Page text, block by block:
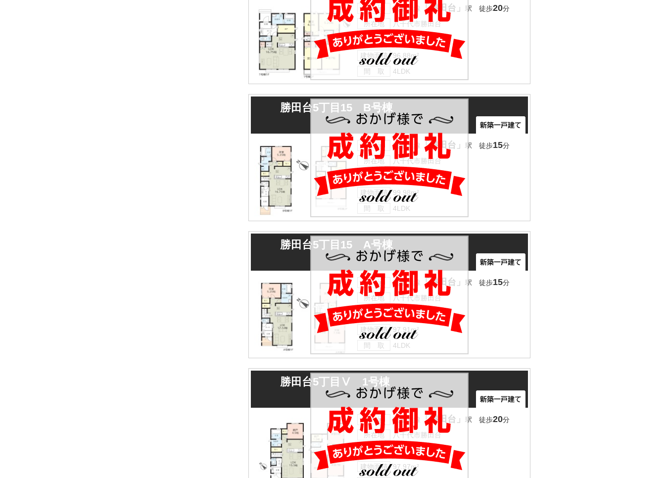
交 通 京成本線 「勝田台」 駅 徒歩20分
所在地
八千代市勝田台
土地面積
114.78m²
建物面積
96.88m²
間 取
4LDK
勝田台5丁目15 B号棟
交 通 京成本線 「勝田台」 駅 徒歩15分
所在地
八千代市勝田台
土地面積
168.24m²
建物面積
99.98m²
間 取
4LDK
勝田台5丁目15 A号棟
交 通 京成本線 「勝田台」 駅 徒歩15分
所在地
八千代市勝田台
土地面積
168.29m²
建物面積
97.91m²
間 取
4LDK
勝田台5丁目Ⅴ 1号棟
交 通 京成本線 「勝田台」 駅 徒歩20分
所在地
八千代市勝田台
土地面積
111.64m²
建物面積
97.97m²